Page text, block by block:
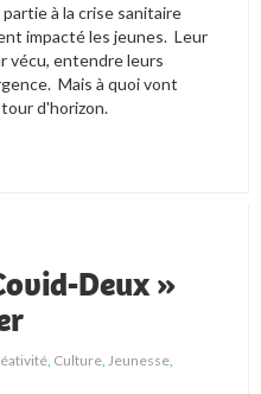
à la crise sanitaire
impacté les jeunes.  Leur
vécu, entendre leurs
Mais à quoi vont
d'horizon.
Deux »
Culture Jeunesse